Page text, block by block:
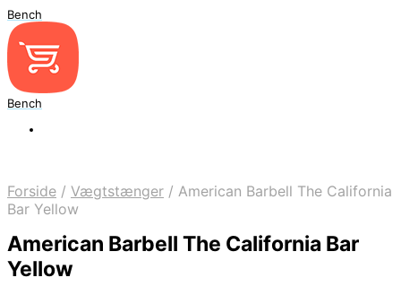
Bench
Bench
Forside / Vægtstænger / American Barbell The California
Bar Yellow
American Barbell The California Bar
Yellow